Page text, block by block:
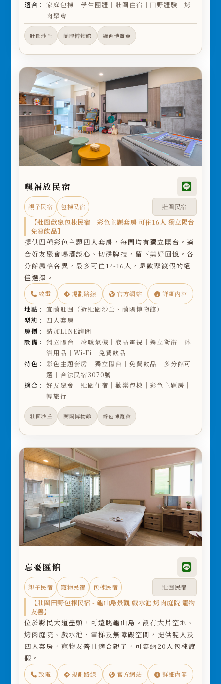
適合： 家庭包棟｜學生團體｜壯圍住宿｜田野體驗｜烤
肉聚會
壯圍沙丘 蘭陽博物館 綠色博覽會
嘿福放民宿
親子民宿 包棟民宿 壯圍民宿
【壯圍歡聚包棟民宿 - 彩色主題套房 可住16人 獨立陽台
免費飲品】
提供四種彩色主題四人套房，每間均有獨立陽台。適
合好友聚會喝酒談心、切磋牌技，留下美好回憶。各
分館風格各異，最多可住12-16人，是歡聚渡假的絕
佳選擇。
致電 規劃路線 官方網站 詳細內容
地點： 宜蘭壯圍（近壯圍沙丘、蘭陽博物館）
型態：
四人套房
房價： 請加LINE詢問
設備： 獨立陽台｜冷暖氣機｜液晶電視｜獨立衛浴｜沐
浴用品｜Wi-Fi｜免費飲品
特色：
彩色主題套房｜獨立陽台｜免費飲品｜多分館可
選｜合法民宿3070號
適合： 好友聚會｜壯圍住宿｜歡樂包棟｜彩色主題房｜
輕旅行
壯圍沙丘 蘭陽博物館 綠色博覽會
忘憂匯館
親子民宿 寵物民宿 包棟民宿 壯圍民宿
【壯圍田野包棟民宿 - 龜山島景觀 戲水池 烤肉庭院 寵物
友善】
位於縣民大道盡頭，可遠眺龜山島。設有大片空地、
烤肉庭院、戲水池、電梯及無障礙空間，提供雙人及
四人套房，寵物友善且適合親子，可容納20人包棟渡
假。
致電 規劃路線 官方網站 詳細內容